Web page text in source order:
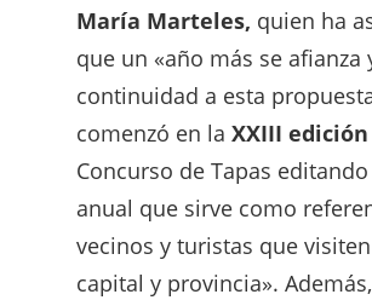
María Marteles, quien ha
que un «año más se afianza
continuidad a esta
comenzó en la XXIII edición
Concurso de Tapas
anual que sirve como
vecinos y turistas que
capital y provincia».